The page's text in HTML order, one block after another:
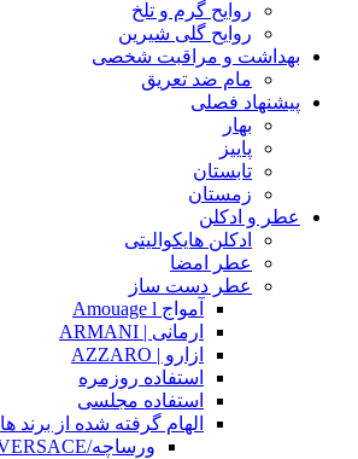
روایح گرم و تلخ
روایح گلی شیرین
بهداشت و مراقبت شخصی
مام ضد تعریق
پیشنهاد فصلی
بهار
پاییز
تابستان
زمستان
عطر و ادکلن
ادکلن هایکوالیتی
عطر امضا
عطر دست ساز
آمواج Amouage l
ارمانی | ARMANI
ازارو | AZZARO
استفاده روزمره
استفاده مجلسی
الهام گرفته شده از برند ها
ورساچه/VERSACE